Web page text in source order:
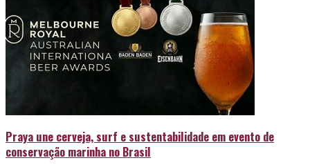
Praya une cerveja, surf e sustentabilidade em evento de
conservação marinha no Brasil